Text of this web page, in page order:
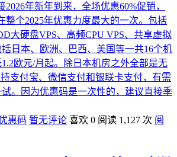
2026年新年到来，全场优惠60%促销，
整个2025年优惠力度最大的一次。包括
大硬盘VPS、高频CPU VPS、共享虚拟
日本、欧洲、巴西、美国等一共16个机
欧元/月起。除日本机房之外全部是无
支付宝、微信支付和银联卡支付，有需
。因为优惠码是一次性的，建议直接季
惠码 暂无评论 喜欢 0 阅读 1,127 次 阅